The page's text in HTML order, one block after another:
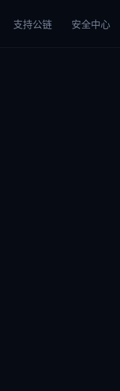
支持公链 安全中心